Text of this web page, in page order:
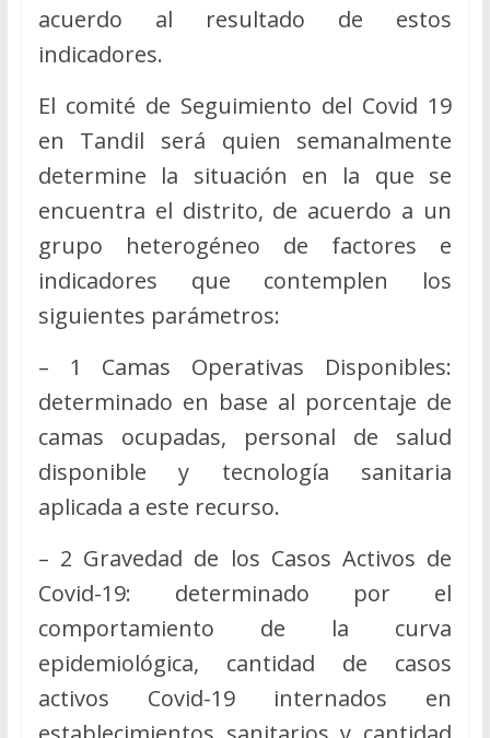
acuerdo al resultado de estos
indicadores.
El comité de Seguimiento del Covid 19
en Tandil será quien semanalmente
determine la situación en la que se
encuentra el distrito, de acuerdo a un
grupo heterogéneo de factores e
indicadores que contemplen los
siguientes parámetros:
– 1 Camas Operativas Disponibles:
determinado en base al porcentaje de
camas ocupadas, personal de salud
disponible y tecnología sanitaria
aplicada a este recurso.
– 2 Gravedad de los Casos Activos de
Covid-19: determinado por el
comportamiento de la curva
epidemiológica, cantidad de casos
activos Covid-19 internados en